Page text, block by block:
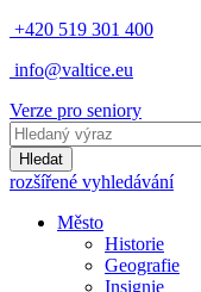
+420 519 301 400
info@valtice.eu
Verze pro seniory
Hledat
rozšířené vyhledávání
Město
Historie
Geografie
Insignie